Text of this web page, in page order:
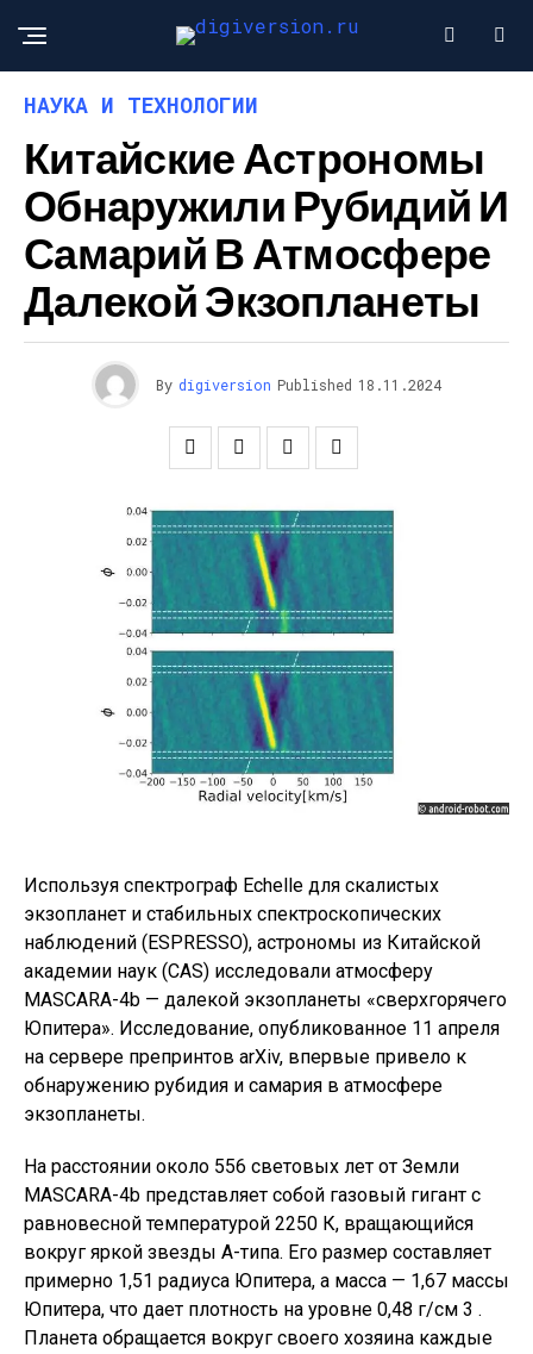
НАУКА И ТЕХНОЛОГИИ
Китайские Астрономы
Обнаружили Рубидий И
Самарий В Атмосфере
Далекой Экзопланеты
By digiversion Published 18.11.2024
Используя спектрограф Echelle для скалистых
экзопланет и стабильных спектроскопических
наблюдений (ESPRESSO), астрономы из Китайской
академии наук (CAS) исследовали атмосферу
MASCARA-4b — далекой экзопланеты «сверхгорячего
Юпитера». Исследование, опубликованное 11 апреля
на сервере препринтов arXiv, впервые привело к
обнаружению рубидия и самария в атмосфере
экзопланеты.
На расстоянии около 556 световых лет от Земли
MASCARA-4b представляет собой газовый гигант с
равновесной температурой 2250 К, вращающийся
вокруг яркой звезды А-типа. Его размер составляет
примерно 1,51 радиуса Юпитера, а масса — 1,67 массы
Юпитера, что дает плотность на уровне 0,48 г/см 3 .
Планета обращается вокруг своего хозяина каждые